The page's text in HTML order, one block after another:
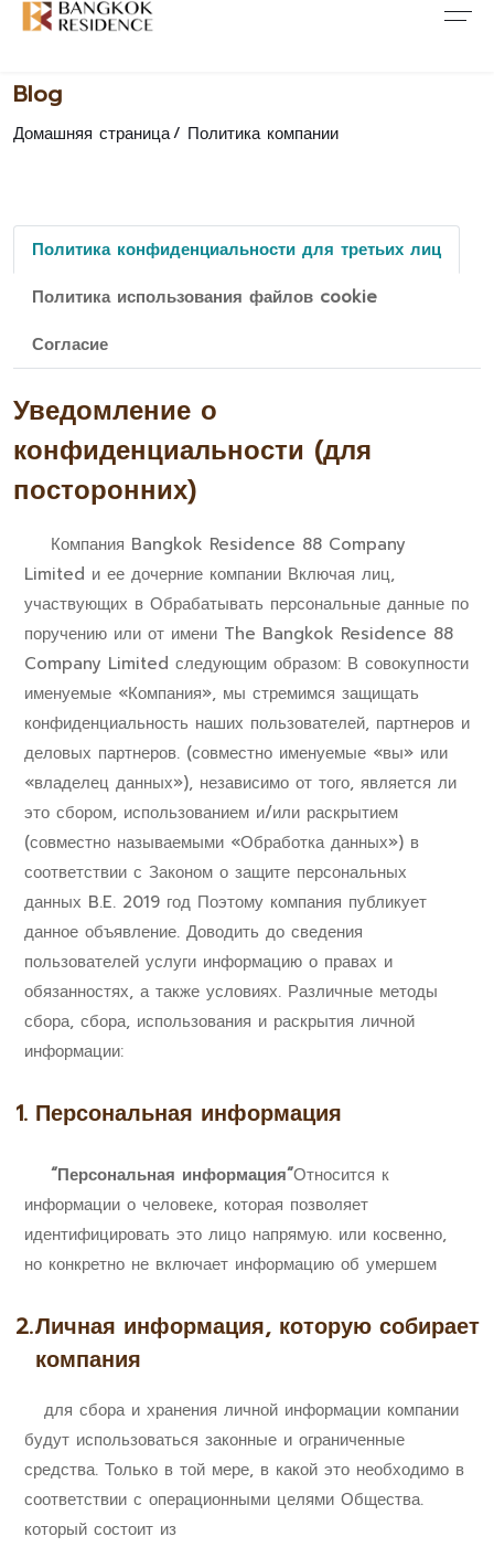
Blog
Домашняя страница Политика компании
Политика конфиденциальности для третьих лиц
Политика использования файлов cookie
Согласие
Уведомление о
конфиденциальности (для
посторонних)
Компания Bangkok Residence 88 Company
Limited и ее дочерние компании Включая лиц,
участвующих в Обрабатывать персональные данные по
поручению или от имени The Bangkok Residence 88
Company Limited следующим образом: В совокупности
именуемые «Компания», мы стремимся защищать
конфиденциальность наших пользователей, партнеров и
деловых партнеров. (совместно именуемые «вы» или
«владелец данных»), независимо от того, является ли
это сбором, использованием и/или раскрытием
(совместно называемыми «Обработка данных») в
соответствии с Законом о защите персональных
данных B.E. 2019 год Поэтому компания публикует
данное объявление. Доводить до сведения
пользователей услуги информацию о правах и
обязанностях, а также условиях. Различные методы
сбора, сбора, использования и раскрытия личной
информации:
1. Персональная информация
“Персональная информация”Относится к
информации о человеке, которая позволяет
идентифицировать это лицо напрямую. или косвенно,
но конкретно не включает информацию об умершем
2.Личная информация, которую собирает
компания
для сбора и хранения личной информации компании
будут использоваться законные и ограниченные
средства. Только в той мере, в какой это необходимо в
соответствии с операционными целями Общества.
который состоит из
Содержание
СТАТЬЯ
О Компании
О КОМПАНИИ
Свяжитесь с нами
СВЯЖИТЕСЬ С НАМИ
СОГЛАСИЕ